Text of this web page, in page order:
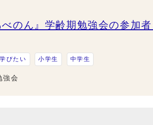
のん』学齢期勉強会の参加者
学びたい 小学生 中学生
強会